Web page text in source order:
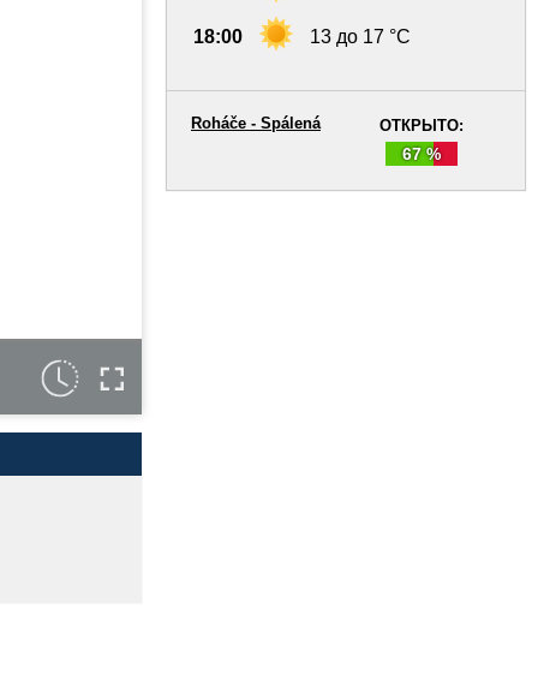
18:00 13 до 17 °C
ОТКРЫТО:
67 %
Roháče - Spálená